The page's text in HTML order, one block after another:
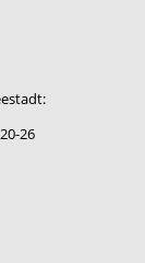
26